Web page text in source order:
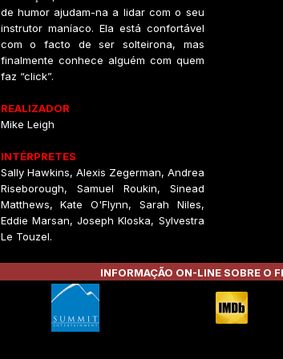
de humor ajudam-na a lidar com o seu
instrutor maníaco. Ela está confortável
com o facto de ser solteirona, mas
finalmente conhece alguém com quem
faz “click”.
REALIZADOR
Mike Leigh
INTÉRPRETES
Sally Hawkins, Alexis Zegerman, Andrea
Riseborough, Samuel Roukin, Sinead
Matthews, Kate O'Flynn, Sarah Niles,
Eddie Marsan, Joseph Kloska, Sylvestra
Le Touzel.
INFORMAÇÃO ON-LINE SOBRE O